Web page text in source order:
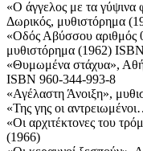
«Ο άγγελος με τα γύψινα
Δωρικός, μυθιστόρημα
«Οδός Αβύσσου αριθμός
μυθιστόρημα (1962)
«Θυμωμένα στάχυα»,
ISBN 960-344-993-8
«Αγέλαστη Άνοιξη»,
«Της γης οι
«Οι αρχιτέκτονες του
(1966)